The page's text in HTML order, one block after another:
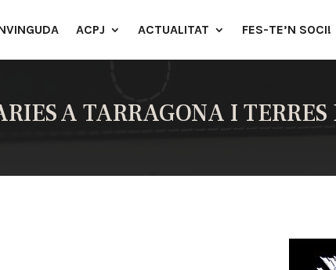
ACPJ ACTUALITAT FES-TE’N SOCI!
A TARRAGONA I TERRES